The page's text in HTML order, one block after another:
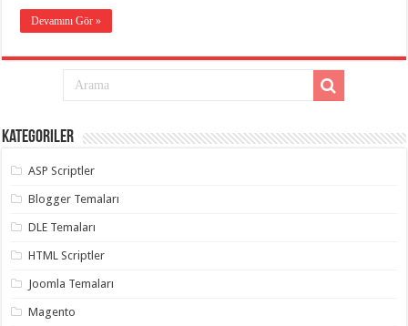
taşımacılık,
evden
taşımacılık,
gaziantep
taşıma,
evden
taşımacılık,
gaziantep
organizasyon
gaziantep
organizasyon,
gaziantep
organizasyon
gaziantep
Devamını Gör »
Kategoriler
ASP Scriptler
Blogger Temaları
DLE Temaları
HTML Scriptler
Joomla Temaları
Magento